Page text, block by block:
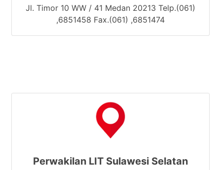
Jl. Timor 10 WW / 41 Medan 20213 Telp.(061)
,6851458 Fax.(061) ,6851474
Perwakilan LIT Sulawesi Selatan